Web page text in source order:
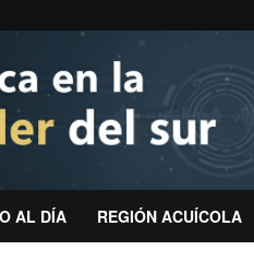
AL DÍA REGIÓN ACUÍCOLA